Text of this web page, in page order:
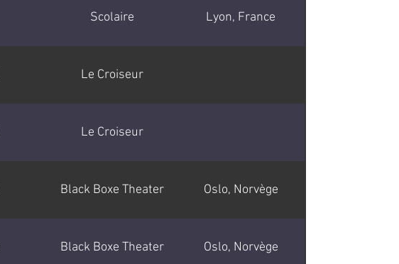
Scolaire Lyon, France
Le Croiseur
Le Croiseur
Black Boxe Theater Oslo, Norvège
Black Boxe Theater Oslo, Norvège